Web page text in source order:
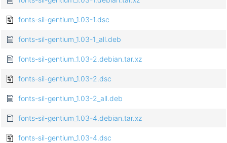
fonts-sil-gentium_1.03-1.dsc
fonts-sil-gentium_1.03-1_all.deb
fonts-sil-gentium_1.03-2.debian.tar.xz
fonts-sil-gentium_1.03-2.dsc
fonts-sil-gentium_1.03-2_all.deb
fonts-sil-gentium_1.03-4.debian.tar.xz
fonts-sil-gentium_1.03-4.dsc